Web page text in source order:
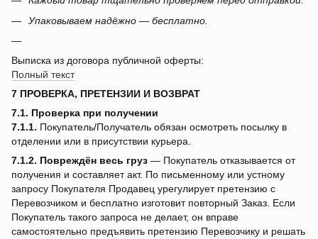
Упаковываем надёжно — бесплатно.
Выписка из договора публичной оферты:
Полный текст
7 ПРОВЕРКА, ПРЕТЕНЗИИ И ВОЗВРАТ
7.1. Проверка при получении
7.1.1. Покупатель/Получатель обязан осмотреть посылку в
отделении или в присутствии курьера.
7.1.2. Повреждён весь груз — Покупатель отказывается от
получения и составляет акт. По письменному или устному
запросу Покупателя Продавец урегулирует претензию с
Перевозчиком и бесплатно изготовит повторный Заказ. Если
Покупатель такого запроса не делает, он вправе
самостоятельно предъявить претензию Перевозчику и решать